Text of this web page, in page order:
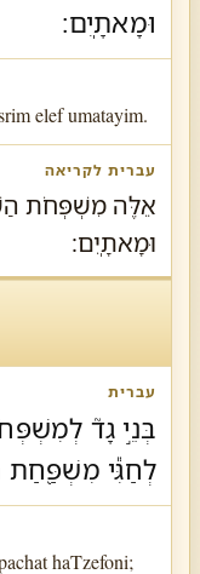
וּמָאתָֽיִם׃
elef umatayim.
אֵלֶּה מִשְׁפְּחֹת
וּמָאתָֽיִם׃
בְּנֵ֣י גָד֘
לְחַגִּ֕י מִשְׁפַּ֖חַת
haTzefoni;